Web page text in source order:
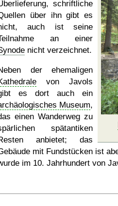
schriftliche
über ihn gibt es
auch ist seine
an einer
nicht verzeichnet.
der ehemaligen
von Javols
es dort auch ein
Museum,
einen Wanderweg zu
spätantiken
anbietet; das
mit Fundstücken ist
im 10. Jahrhundert von